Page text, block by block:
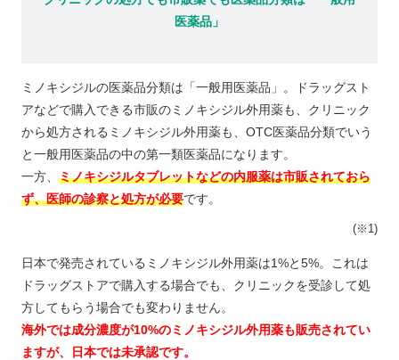
医薬品」
ミノキシジルの医薬品分類は「一般用医薬品」。ドラッグスト
アなどで購入できる市販のミノキシジル外用薬も、クリニック
から処方されるミノキシジル外用薬も、OTC医薬品分類でいう
と一般用医薬品の中の第一類医薬品になります。
一方、 ミノキシジルタブレットなどの内服薬は市販されておら
ず、医師の診察と処方が必要です。
(※1)
日本で発売されているミノキシジル外用薬は1%と5%。これは
ドラッグストアで購入する場合でも、クリニックを受診して処
方してもらう場合でも変わりません。
海外では成分濃度が10%のミノキシジル外用薬も販売されてい
ますが、日本では未承認です。